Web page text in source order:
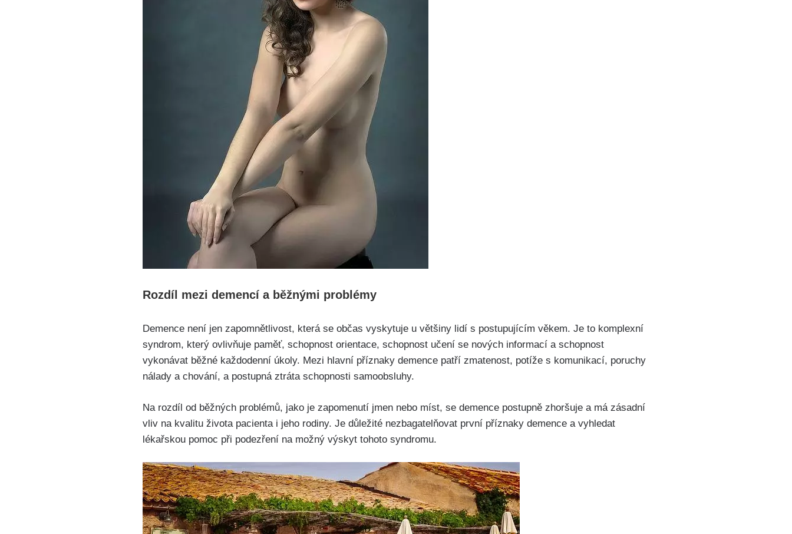
Rozdíl mezi demencí a běžnými problémy
Demence není jen zapomnětlivost, která se občas vyskytuje u většiny lidí s postupujícím věkem. Je to komplexní
syndrom, který ovlivňuje paměť, schopnost orientace, schopnost učení se nových informací a schopnost
vykonávat běžné každodenní úkoly. Mezi hlavní příznaky demence patří zmatenost, potíže s komunikací, poruchy
nálady a chování, a postupná ztráta schopnosti samoobsluhy.
Na rozdíl od běžných problémů, jako je zapomenutí jmen nebo míst, se demence postupně zhoršuje a má zásadní
vliv na kvalitu života pacienta i jeho rodiny. Je důležité nezbagatelňovat první příznaky demence a vyhledat
lékařskou pomoc při podezření na možný výskyt tohoto syndromu.